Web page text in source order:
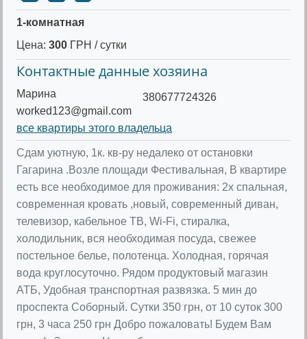
1-комнатная
Цена: 300 ГРН / сутки
Контактные данные хозяина
Марина
worked123@gmail.com
380677724326
все квартиры этого владельца
Сдам уютную, 1к. кв-ру недалеко от остановки
Гагарина .Возле площади Фестивальная, В квартире
есть все необходимое для проживания: 2х спальная,
современная кровать ,новый, современный диван,
телевизор, кабельное ТВ, Wi-Fi, стиралка,
холодильник, вся необходимая посуда, свежее
постельное белье, полотенца. Холодная, горячая
вода круглосуточно. Рядом продуктовый магазин
АТБ, Удобная транспортная развязка. 5 мин до
проспекта Соборный. Сутки 350 грн, от 10 суток 300
грн, 3 часа 250 грн Добро пожаловать! Будем Вам